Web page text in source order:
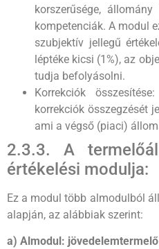
korszerűsége,
kompetenciák. A modul
szubjektív jellegű
léptéke kicsi (1%), az
tudja befolyásolni.
Korrekciók
korrekciók összegzését
ami a végső (piaci)
2.3.3. A
értékelési modulja:
Ez a modul több almodulból
alapján, az alábbiak szerint:
a) Almodul: